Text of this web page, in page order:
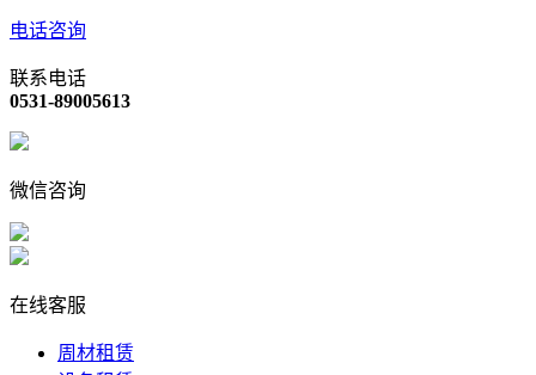
电话咨询
联系电话
0531-89005613
微信咨询
在线客服
周材租赁